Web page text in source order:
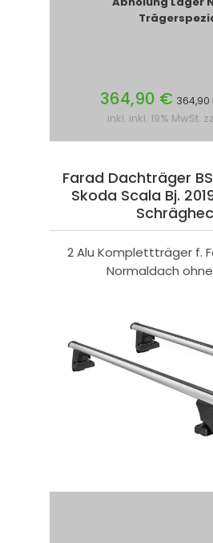
364,90 €
inkl. inkl. 19% MwSt.
Farad Dachträger
Skoda Scala Bj.
2 Alu Komplettträger f.
Normaldach